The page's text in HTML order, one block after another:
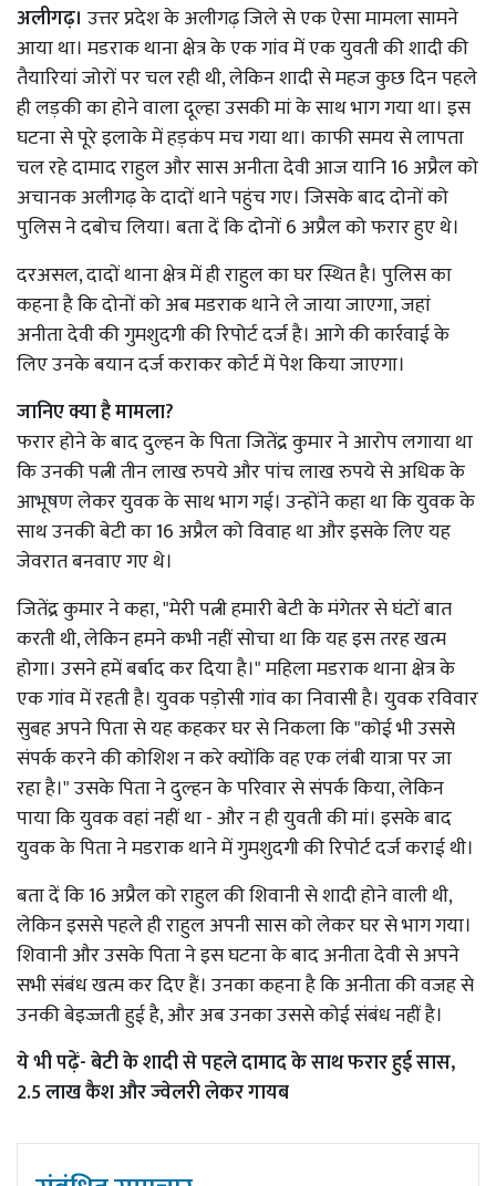
अलीगढ़। उत्तर प्रदेश के अलीगढ़ जिले से एक ऐसा मामला सामने
आया था। मडराक थाना क्षेत्र के एक गांव में एक युवती की शादी की
तैयारियां जोरों पर चल रही थी, लेकिन शादी से महज कुछ दिन पहले
ही लड़की का होने वाला दूल्हा उसकी मां के साथ भाग गया था। इस
घटना से पूरे इलाके में हड़कंप मच गया था। काफी समय से लापता
चल रहे दामाद राहुल और सास अनीता देवी आज यानि 16 अप्रैल को
अचानक अलीगढ़ के दादों थाने पहुंच गए। जिसके बाद दोनों को
पुलिस ने दबोच लिया। बता दें कि दोनों 6 अप्रैल को फरार हुए थे।
दरअसल, दादों थाना क्षेत्र में ही राहुल का घर स्थित है। पुलिस का
कहना है कि दोनों को अब मडराक थाने ले जाया जाएगा, जहां
अनीता देवी की गुमशुदगी की रिपोर्ट दर्ज है। आगे की कार्रवाई के
लिए उनके बयान दर्ज कराकर कोर्ट में पेश किया जाएगा।
जानिए क्या है मामला?
फरार होने के बाद दुल्हन के पिता जितेंद्र कुमार ने आरोप लगाया था
कि उनकी पत्नी तीन लाख रुपये और पांच लाख रुपये से अधिक के
आभूषण लेकर युवक के साथ भाग गई। उन्होंने कहा था कि युवक के
साथ उनकी बेटी का 16 अप्रैल को विवाह था और इसके लिए यह
जेवरात बनवाए गए थे।
जितेंद्र कुमार ने कहा, "मेरी पत्नी हमारी बेटी के मंगेतर से घंटों बात
करती थी, लेकिन हमने कभी नहीं सोचा था कि यह इस तरह खत्म
होगा। उसने हमें बर्बाद कर दिया है।" महिला मडराक थाना क्षेत्र के
एक गांव में रहती है। युवक पड़ोसी गांव का निवासी है। युवक रविवार
सुबह अपने पिता से यह कहकर घर से निकला कि "कोई भी उससे
संपर्क करने की कोशिश न करे क्योंकि वह एक लंबी यात्रा पर जा
रहा है।" उसके पिता ने दुल्हन के परिवार से संपर्क किया, लेकिन
पाया कि युवक वहां नहीं था - और न ही युवती की मां। इसके बाद
युवक के पिता ने मडराक थाने में गुमशुदगी की रिपोर्ट दर्ज कराई थी।
बता दें कि 16 अप्रैल को राहुल की शिवानी से शादी होने वाली थी,
लेकिन इससे पहले ही राहुल अपनी सास को लेकर घर से भाग गया।
शिवानी और उसके पिता ने इस घटना के बाद अनीता देवी से अपने
सभी संबंध खत्म कर दिए हैं। उनका कहना है कि अनीता की वजह से
उनकी बेइज्जती हुई है, और अब उनका उससे कोई संबंध नहीं है।
ये भी पढ़ें-बेटी के शादी से पहले दामाद के साथ फरार हुई सास,
2.5 लाख कैश और ज्वेलरी लेकर गायब